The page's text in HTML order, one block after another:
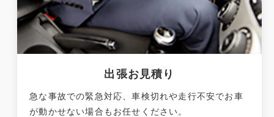
出張お見積り
急な事故での緊急対応、車検切れや走行不安でお車
が動かせない場合もお任せください。